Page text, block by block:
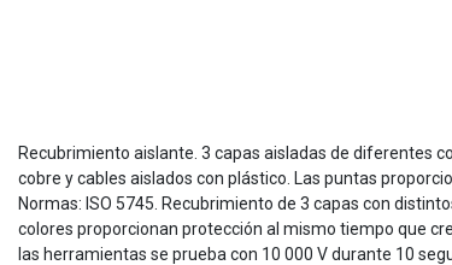
Recubrimiento aislante. 3 capas aisladas de diferentes
cobre y cables aislados con plástico. Las puntas
Normas: ISO 5745. Recubrimiento de 3 capas con
colores proporcionan protección al mismo tiempo que
las herramientas se prueba con 10 000 V durante 10